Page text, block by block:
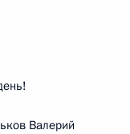
Валерий